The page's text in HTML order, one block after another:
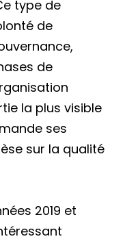
type de
de
de
la plus visible
ses
sur la qualité
2019 et